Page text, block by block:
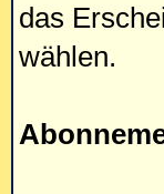
das
wählen.